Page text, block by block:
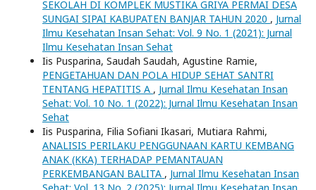
SEKOLAH DI KOMPLEK MUSTIKA GRIYA PERMAI DESA
SUNGAI SIPAI KABUPATEN BANJAR TAHUN 2020 , Jurnal
Ilmu Kesehatan Insan Sehat: Vol. 9 No. 1 (2021): Jurnal
Ilmu Kesehatan Insan Sehat
Iis Pusparina, Saudah Saudah, Agustine Ramie,
PENGETAHUAN DAN POLA HIDUP SEHAT SANTRI
TENTANG HEPATITIS A , Jurnal Ilmu Kesehatan Insan
Sehat: Vol. 10 No. 1 (2022): Jurnal Ilmu Kesehatan Insan
Sehat
Iis Pusparina, Filia Sofiani Ikasari, Mutiara Rahmi,
ANALISIS PERILAKU PENGGUNAAN KARTU KEMBANG
ANAK (KKA) TERHADAP PEMANTAUAN
PERKEMBANGAN BALITA , Jurnal Ilmu Kesehatan Insan